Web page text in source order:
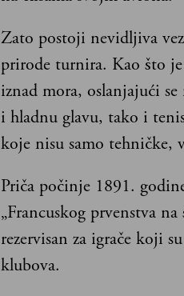
Zato postoji nevidljiva
prirode turnira. Kao što
iznad mora, oslanjajući
i hladnu glavu, tako i
koje nisu samo tehničke,
Priča počinje 1891.
„Francuskog prvenstva
rezervisan za igrače koji
klubova.